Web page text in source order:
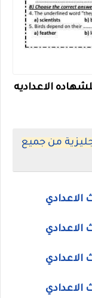
الاعداديه
من جميع
الاعدادي
الاعدادي
الاعدادي
الاعدادي